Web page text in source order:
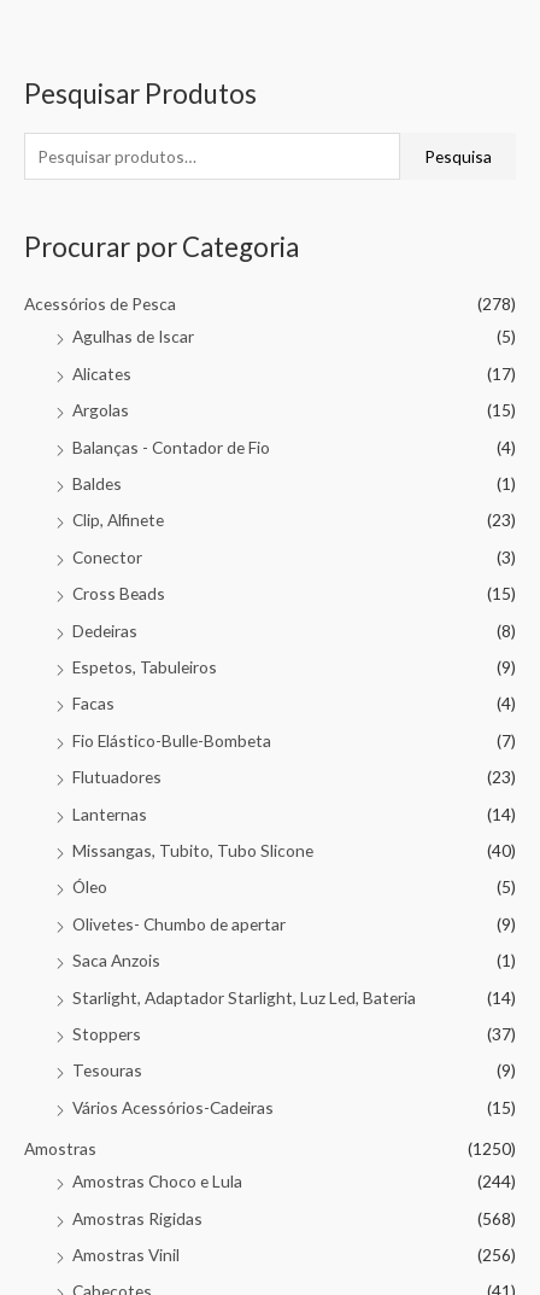
Pesquisar Produtos
Pesquisa
Procurar por Categoria
Acessórios de Pesca
(278)
Agulhas de Iscar
(5)
Alicates
(17)
Argolas
(15)
Balanças - Contador de Fio
(4)
Baldes
(1)
Clip, Alfinete
(23)
Conector
(3)
Cross Beads
(15)
Dedeiras
(8)
Espetos, Tabuleiros
(9)
Facas
(4)
Fio Elástico-Bulle-Bombeta
(7)
Flutuadores
(23)
Lanternas
(14)
Missangas, Tubito, Tubo Slicone
(40)
Óleo
(5)
Olivetes- Chumbo de apertar
(9)
Saca Anzois
(1)
Starlight, Adaptador Starlight, Luz Led, Bateria
(14)
Stoppers
(37)
Tesouras
(9)
Vários Acessórios-Cadeiras
(15)
Amostras
(1250)
Amostras Choco e Lula
(244)
Amostras Rigidas
(568)
Amostras Vinil
(256)